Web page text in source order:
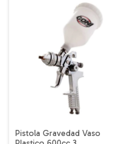
Pistola Gravedad Vaso